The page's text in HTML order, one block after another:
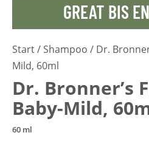
GREAT BIS
Start/ Shampoo / Dr.
Mild, 60ml
Dr. Bronner’s
Baby-Mild,
60 ml